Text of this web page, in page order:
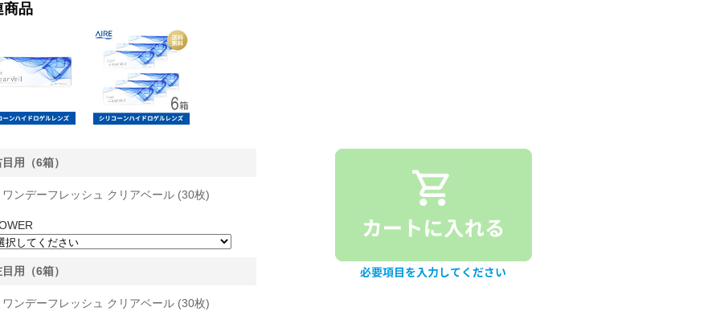
商品
用（6箱）
ンデーフレッシュ クリアベール (30枚)
用（6箱）
ンデーフレッシュ クリアベール (30枚)